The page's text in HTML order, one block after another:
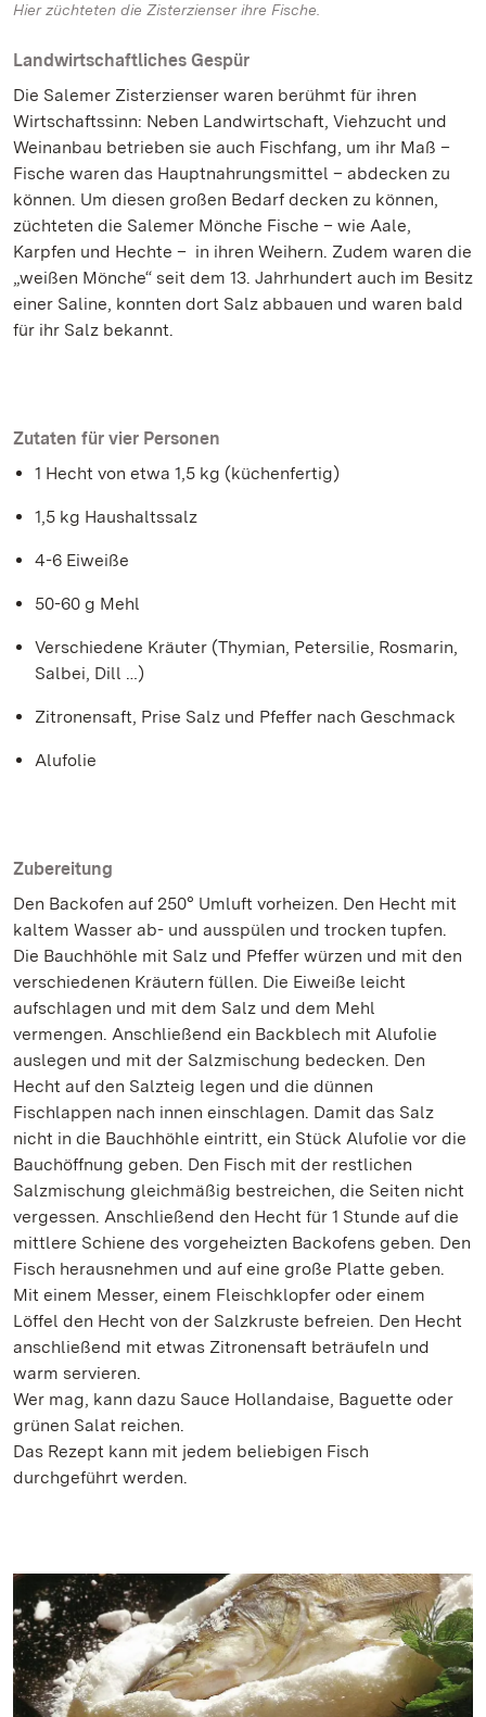
Hier züchteten die Zisterzienser ihre Fische.
Landwirtschaftliches Gespür
Die Salemer Zisterzienser waren berühmt für ihren
Wirtschaftssinn: Neben Landwirtschaft, Viehzucht und
Weinanbau betrieben sie auch Fischfang, um ihr Maß –
Fische waren das Hauptnahrungsmittel – abdecken zu
können. Um diesen großen Bedarf decken zu können,
züchteten die Salemer Mönche Fische – wie Aale,
Karpfen und Hechte – in ihren Weihern. Zudem waren die
„weißen Mönche“ seit dem 13. Jahrhundert auch im Besitz
einer Saline, konnten dort Salz abbauen und waren bald
für ihr Salz bekannt.
Zutaten für vier Personen
1 Hecht von etwa 1,5 kg (küchenfertig)
1,5 kg Haushaltssalz
4-6 Eiweiße
50-60 g Mehl
Verschiedene Kräuter (Thymian, Petersilie, Rosmarin,
Salbei, Dill …)
Zitronensaft, Prise Salz und Pfeffer nach Geschmack
Alufolie
Zubereitung
Den Backofen auf 250° Umluft vorheizen. Den Hecht mit
kaltem Wasser ab- und ausspülen und trocken tupfen.
Die Bauchhöhle mit Salz und Pfeffer würzen und mit den
verschiedenen Kräutern füllen. Die Eiweiße leicht
aufschlagen und mit dem Salz und dem Mehl
vermengen. Anschließend ein Backblech mit Alufolie
auslegen und mit der Salzmischung bedecken. Den
Hecht auf den Salzteig legen und die dünnen
Fischlappen nach innen einschlagen. Damit das Salz
nicht in die Bauchhöhle eintritt, ein Stück Alufolie vor die
Bauchöffnung geben. Den Fisch mit der restlichen
Salzmischung gleichmäßig bestreichen, die Seiten nicht
vergessen. Anschließend den Hecht für 1 Stunde auf die
mittlere Schiene des vorgeheizten Backofens geben. Den
Fisch herausnehmen und auf eine große Platte geben.
Mit einem Messer, einem Fleischklopfer oder einem
Löffel den Hecht von der Salzkruste befreien. Den Hecht
anschließend mit etwas Zitronensaft beträufeln und
warm servieren.
Wer mag, kann dazu Sauce Hollandaise, Baguette oder
grünen Salat reichen.
Das Rezept kann mit jedem beliebigen Fisch
durchgeführt werden.